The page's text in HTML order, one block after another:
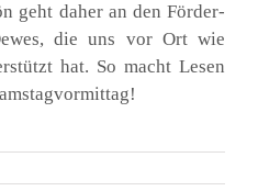
geht daher an den För­der­
die uns vor Ort wie
hat. So macht Lesen